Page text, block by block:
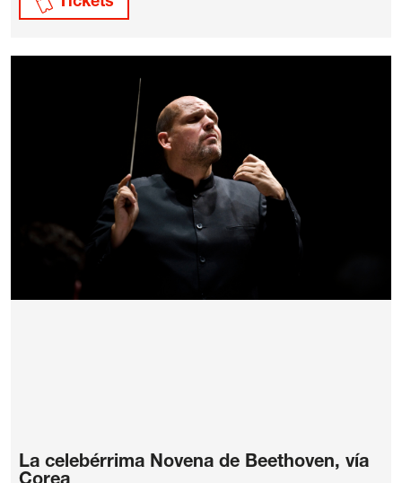
La celebérrima Novena de Beethoven, vía